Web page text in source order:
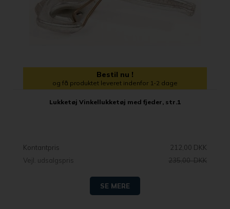
Bestil nu !
og få produktet leveret indenfor 1-2 dage
Lukketøj Vinkellukketøj med fjeder, str.1
Kontantpris
212,00 DKK
Vejl. udsalgspris
235,00 DKK
SE MERE